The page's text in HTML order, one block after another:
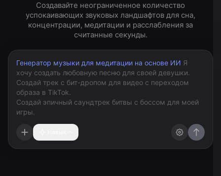
Создавайте неограниченное количество
успокаивающих звуковых ландшафтов для сна,
концентрации, медитации и расслабления за
считанные секунды.
Генератор музыки для медитации на основе ИИ